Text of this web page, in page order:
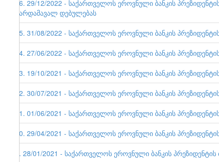
16. 29/12/2022 - საქართველოს ეროვნული ბანკის
გარდამავალ დებულებას
15. 31/08/2022 - საქართველოს ეროვნული ბანკის
14. 27/06/2022 - საქართველოს ეროვნული ბანკის
13. 19/10/2021 - საქართველოს ეროვნული ბანკის
12. 30/07/2021 - საქართველოს ეროვნული ბანკის
11. 01/06/2021 - საქართველოს ეროვნული ბანკის
10. 29/04/2021 - საქართველოს ეროვნული ბანკის
9. 28/01/2021 - საქართველოს ეროვნული ბანკის